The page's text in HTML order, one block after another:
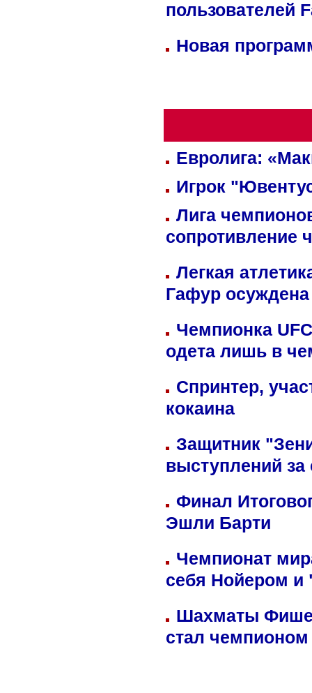
пользователей
Новая
Евролига:
Игрок
Лига
сопротивление
Легкая
Гафур осуждена
Чемпионка
одета лишь в
Спринтер,
кокаина
Защитник
выступлений
Финал
Эшли Барти
Чемпионат
себя Нойером и
Шахматы
стал